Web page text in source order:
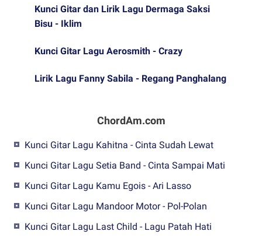
Kunci Gitar dan Lirik Lagu Dermaga Saksi
Bisu - Iklim
Kunci Gitar Lagu Aerosmith - Crazy
Lirik Lagu Fanny Sabila - Regang Panghalang
ChordAm.com
Kunci Gitar Lagu Kahitna - Cinta Sudah Lewat
Kunci Gitar Lagu Setia Band - Cinta Sampai Mati
Kunci Gitar Lagu Kamu Egois - Ari Lasso
Kunci Gitar Lagu Mandoor Motor - Pol-Polan
Kunci Gitar Lagu Last Child - Lagu Patah Hati